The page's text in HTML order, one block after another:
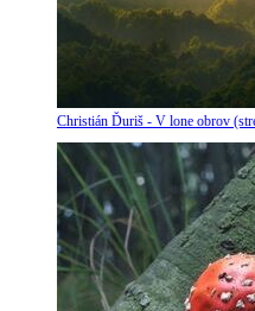
Christián Ďuriš - V lone obrov